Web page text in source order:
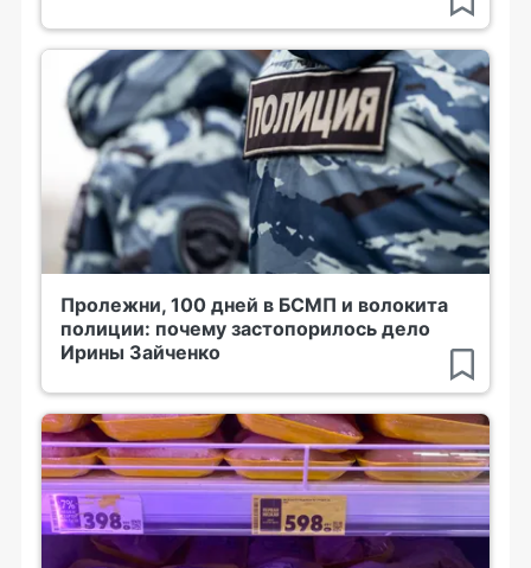
Пролежни, 100 дней в БСМП и волокита
полиции: почему застопорилось дело
Ирины Зайченко